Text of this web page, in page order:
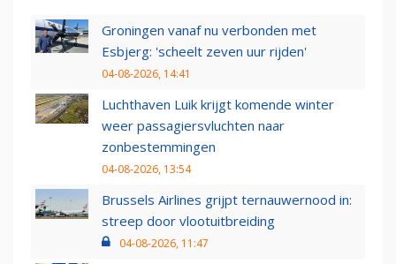
Groningen vanaf nu verbonden met
Esbjerg: 'scheelt zeven uur rijden'
04-08-2026, 14:41
Luchthaven Luik krijgt komende winter
weer passagiersvluchten naar
zonbestemmingen
04-08-2026, 13:54
Brussels Airlines grijpt ternauwernood in:
streep door vlootuitbreiding
04-08-2026, 11:47